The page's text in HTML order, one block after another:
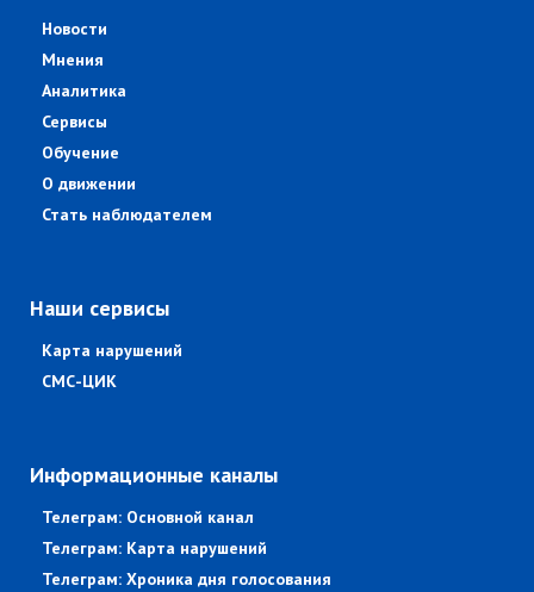
Новости
Мнения
Аналитика
Сервисы
Обучение
О движении
Стать наблюдателем
Наши сервисы
Карта нарушений
СМС-ЦИК
Информационные каналы
Телеграм: Основной канал
Телеграм: Карта нарушений
Телеграм: Хроника дня голосования